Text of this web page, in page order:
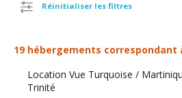
Réinitialiser les filtres
19 hébergements correspondant
Location Vue Turquoise /
Trinité